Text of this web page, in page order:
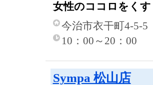
女性のココロをく
今治市衣干町4-5-5
10：00～20：00
Sympa 松山店